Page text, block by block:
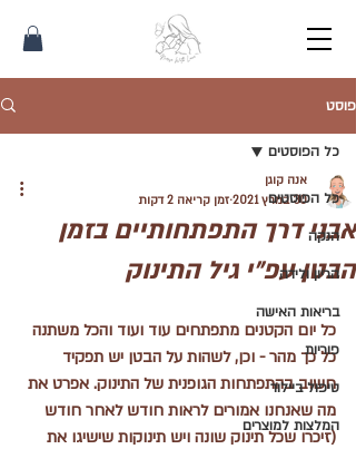
פוסט
כל הפוסטים
הנקה
הריון ולידה
בריאות האישה
פוריות
טיפול ביילוד
המלצות למוצרים
כל הפוסטים
אבני דרך התפתחותיים בזמן
הבטן עפ״י גיל התינוק
אנה קוגן
30 במרץ 2021
זמן קריאה 2 דקות
כל יום הקטנים מתפתחים עוד ועוד והכל משתנה
כל כך מהר - וכן, לשהות על הבטן יש תפקיד
חשוב בהתפתחות הגופנית של התינוק. אפרט את
מה שאנחנו אמורים לראות חודש לאחר חודש
(זיכרו שכל תינוק שונה ויש תינוקות שישיגו את